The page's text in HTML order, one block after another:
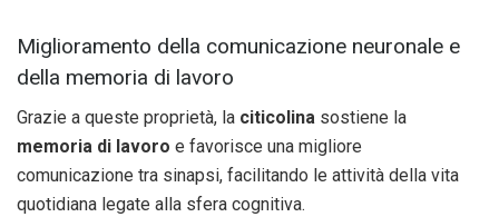
Miglioramento della comunicazione neuronale e
della memoria di lavoro
Grazie a queste proprietà, la citicolina sostiene la
memoria di lavoro e favorisce una migliore
comunicazione tra sinapsi, facilitando le attività della vita
quotidiana legate alla sfera cognitiva.